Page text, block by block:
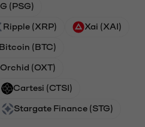
(PSG)
Ripple (XRP) Xai (XAI)
Bitcoin (BTC)
Orchid (OXT)
Cartesi (CTSI)
Stargate Finance (STG)